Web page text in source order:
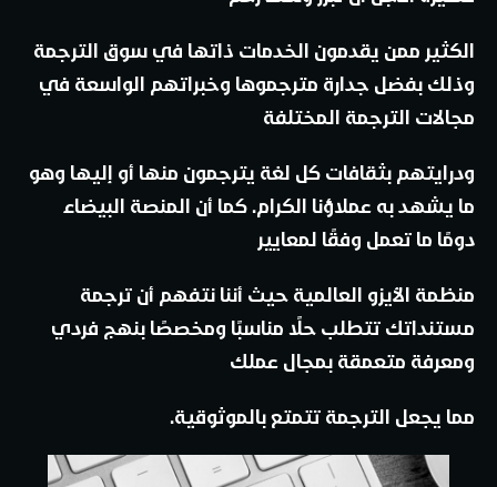
الكثير ممن يقدمون الخدمات ذاتها في سوق الترجمة
وذلك بفضل جدارة مترجموها وخبراتهم الواسعة في
مجالات الترجمة المختلفة
ودرايتهم بثقافات كل لغة يترجمون منها أو إليها وهو
ما يشهد به عملاؤنا الكرام. كما أن المنصة البيضاء
دومًا ما تعمل وفقًا لمعايير
منظمة الأيزو العالمية حيث أننا نتفهم أن ترجمة
مستنداتك تتطلب حلًا مناسبًا ومخصصًا بنهج فردي
ومعرفة متعمقة بمجال عملك
مما يجعل الترجمة تتمتع بالموثوقية.